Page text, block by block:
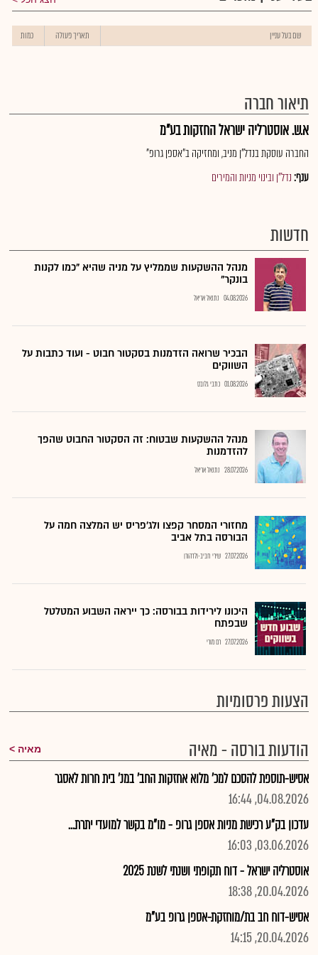
שם בעל עניין תאריך פעולה כמות
תיאור חברה
א.ש. אוסטרליה ישראל החזקות בע"מ
החברה עוסקת בנדל"ן מניב, ומחזיקה ב"אספן גרופ"
ענף:נדל"ן ובינוי מניות והמירים
חדשות
מנהל ההשקעות שממליץ על מניה שהיא "כמו לקנות
בונקר"
04.08.2026 נתנאל אריאל
הבכיר שרואה הזדמנות בסקטור חבוט - ועוד כתבות על
השווקים
01.08.2026 כתבי גלובס
מנהל ההשקעות שבטוח: זה הסקטור החבוט שהפך
להזדמנות
28.07.2026 נתנאל אריאל
מחזורי המסחר קפצו ולג'פריס יש המלצה חמה על
הבורסה בתל אביב
27.07.2026 שירי חביב-ולדהורן
היכונו לירידות בבורסה: כך ייראה השבוע המטלטל
שבפתח
27.07.2026 רם מורי
הצעות פרסומיות
הודעות בורסה - מאיה
מאיה
אסיש-תוספת להסכם למכ' מלוא אחזקות החב' במנ' בית חרות לאסגר
04.08.2026, 16:44
עדכון בק"ע רכישת מניות אספן גרופ - מו"מ בקשר למועדי יתרת...
03.06.2026, 16:03
אוסטרליה ישראל - דוח תקופתי ושנתי לשנת 2025
20.04.2026, 18:38
אסיש-דוח חב בת/מוחזקת-אספן גרופ בע"מ
20.04.2026, 14:15